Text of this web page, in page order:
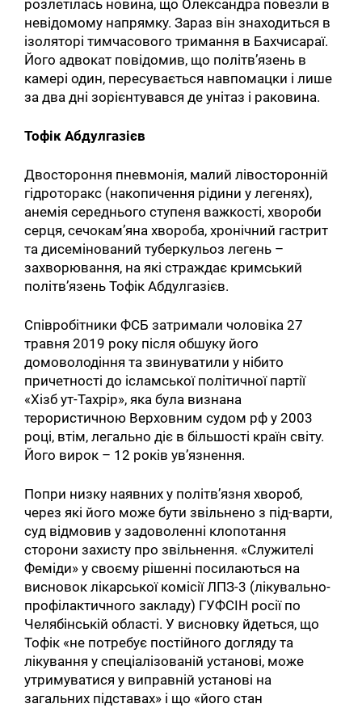
розлетілась новина, що Олександра повезли в
невідомому напрямку. Зараз він знаходиться в
ізоляторі тимчасового тримання в Бахчисараї.
Його адвокат повідомив, що політв’язень в
камері один, пересувається навпомацки і лише
за два дні зорієнтувався де унітаз і раковина.
Тофік Абдулгазієв
Двостороння пневмонія, малий лівосторонній
гідроторакс (накопичення рідини у легенях),
анемія середнього ступеня важкості, хвороби
серця, сечокам’яна хвороба, хронічний гастрит
та дисемінований туберкульоз легень –
захворювання, на які страждає кримський
політв’язень Тофік Абдулгазієв.
Співробітники ФСБ затримали чоловіка 27
травня 2019 року після обшуку його
домоволодіння та звинуватили у нібито
причетності до ісламської політичної партії
«Хізб ут-Тахрір», яка була визнана
терористичною Верховним судом рф у 2003
році, втім, легально діє в більшості країн світу.
Його вирок – 12 років ув’язнення.
Попри низку наявних у політв’язня хвороб,
через які його може бути звільнено з під-варти,
суд відмовив у задоволенні клопотання
сторони захисту про звільнення. «Служителі
Феміди» у своєму рішенні посилаються на
висновок лікарської комісії ЛПЗ-3 (лікувально-
профілактичного закладу) ГУФСІН росії по
Челябінській області. У висновку йдеться, що
Тофік «не потребує постійного догляду та
лікування у спеціалізованій установі, може
утримуватися у виправній установі на
загальних підставах» і що «його стан